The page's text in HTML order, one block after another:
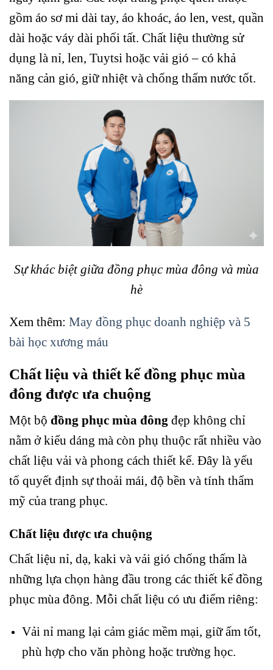
gồm áo sơ mi dài tay, áo khoác, áo len, vest, quần
dài hoặc váy dài phối tất. Chất liệu thường sử
dụng là nỉ, len, Tuytsi hoặc vải gió – có khả
năng cản gió, giữ nhiệt và chống thấm nước tốt.
Sự khác biệt giữa đồng phục mùa đông và mùa
hè
Xem thêm: May đồng phục doanh nghiệp và 5
bài học xương máu
Chất liệu và thiết kế đồng phục mùa
đông được ưa chuộng
Một bộ đồng phục mùa đông đẹp không chỉ
nằm ở kiểu dáng mà còn phụ thuộc rất nhiều vào
chất liệu vải và phong cách thiết kế. Đây là yếu
tố quyết định sự thoải mái, độ bền và tính thẩm
mỹ của trang phục.
Chất liệu được ưa chuộng
Chất liệu nỉ, dạ, kaki và vải gió chống thấm là
những lựa chọn hàng đầu trong các thiết kế đồng
phục mùa đông. Mỗi chất liệu có ưu điểm riêng:
Vải nỉ mang lại cảm giác mềm mại, giữ ấm tốt,
phù hợp cho văn phòng hoặc trường học.